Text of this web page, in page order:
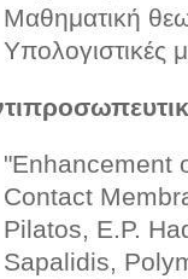
Μαθηματική
Υπολογιστικές
"Enhancement
Contact
Pilatos, E.P.
Sapalidis,